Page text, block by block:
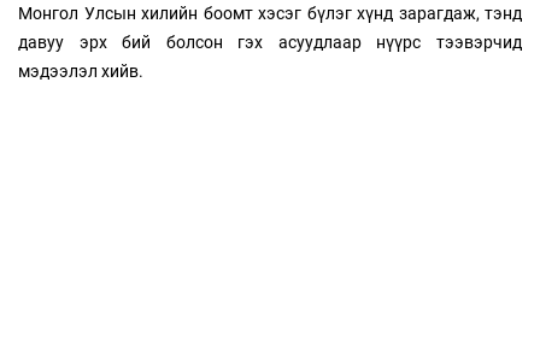
Монгол Улсын хилийн боомт хэсэг бүлэг хүнд зарагдаж, тэнд
давуу эрх бий болсон гэх асуудлаар нүүрс тээвэрчид
мэдээлэл хийв.